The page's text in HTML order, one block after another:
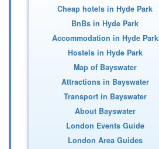
Cheap hotels in Hyde Park
BnBs in Hyde Park
Accommodation in Hyde Park
Hostels in Hyde Park
Map of Bayswater
Attractions in Bayswater
Transport in Bayswater
About Bayswater
London Events Guide
London Area Guides